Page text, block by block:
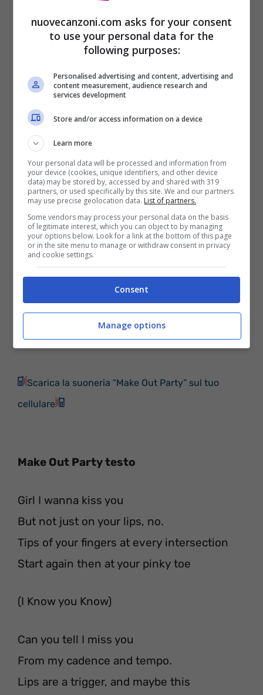
Possiamo far pace?
Possiamo baciarci?
Possiamo far pace?
Possiamo baciarci?
Si vede che mi manchi
Dal mio accento e ritmo.
Le labbra sono l’innesco e forse a tal
è l’aspetto a cui dovremmo puntare
Fonte: www.nuovecanzoni.com
Scarica la suoneria “Make Out Party” sul tuo
cellulare
Make Out Party testo
Girl I wanna kiss you
But not just on your lips, no.
Tips of your fingers at every intersection
Start again then at your pinky toe
(I Know you Know)
Can you tell I miss you
From my cadence and tempo.
Lips are a trigger, and maybe this
nuovecanzoni.com asks for your consent
to use your personal data for the
following purposes:
Personalised advertising and content, advertising and
content measurement, audience research and
services development
Store and/or access information on a device
Learn more
Your personal data will be processed and information from
your device (cookies, unique identifiers, and other device
data) may be stored by, accessed by and shared with 319
partners, or used specifically by this site. We and our partners
may use precise geolocation data. List of partners.
Some vendors may process your personal data on the basis
of legitimate interest, which you can object to by managing
your options below. Look for a link at the bottom of this page
or in the site menu to manage or withdraw consent in privacy
and cookie settings.
Consent
Manage options